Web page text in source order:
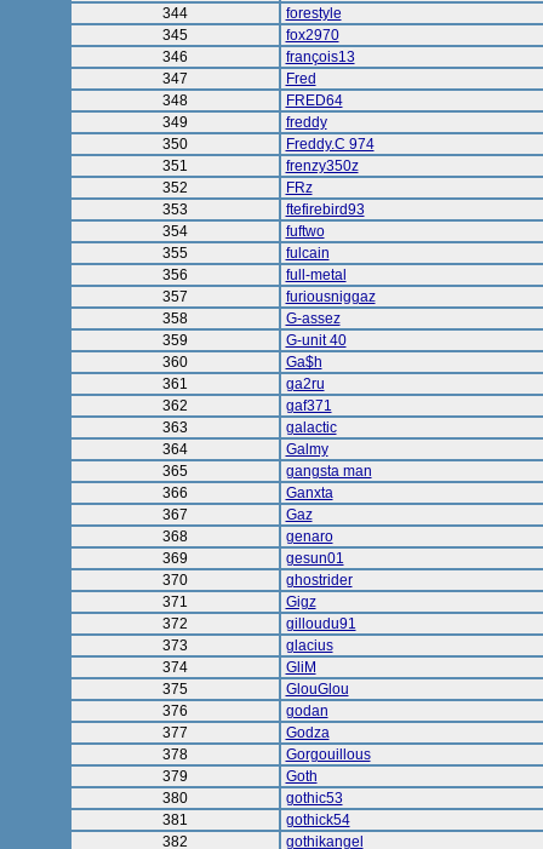
344
forestyle
345
fox2970
346
françois13
347
Fred
348
FRED64
349
freddy
350
Freddy.C 974
351
frenzy350z
352
FRz
353
ftefirebird93
354
fuftwo
355
fulcain
356
full-metal
357
furiousniggaz
358
G-assez
359
G-unit 40
360
Ga$h
361
ga2ru
362
gaf371
363
galactic
364
Galmy
365
gangsta man
366
Ganxta
367
Gaz
368
genaro
369
gesun01
370
ghostrider
371
Gigz
372
gilloudu91
373
glacius
374
GliM
375
GlouGlou
376
godan
377
Godza
378
Gorgouillous
379
Goth
380
gothic53
381
gothick54
382
gothikangel